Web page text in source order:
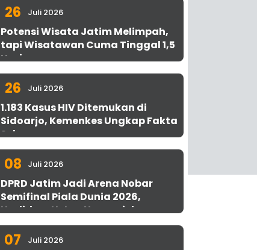
26 Juli 2026
Potensi Wisata Jatim Melimpah,
tapi Wisatawan Cuma Tinggal 1,5
Hari
26 Juli 2026
1.183 Kasus HIV Ditemukan di
Sidoarjo, Kemenkes Ungkap Fakta
Sebenarnya
08 Juli 2026
DPRD Jatim Jadi Arena Nobar
Semifinal Piala Dunia 2026,
Hadirkan Uston Nawawi dan
UMKM Gratis untuk 1.000 Warga
07 Juli 2026